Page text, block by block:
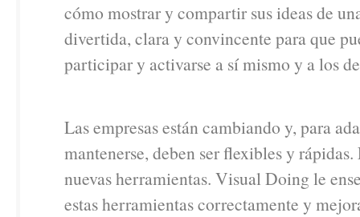
cómo mostrar y compartir sus ideas de
divertida, clara y convincente para que
participar y activarse a sí mismo y a los
Las empresas están cambiando y, para
mantenerse, deben ser flexibles y rápidas.
nuevas herramientas. Visual Doing le
estas herramientas correctamente y